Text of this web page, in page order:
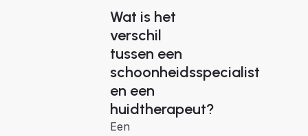
Wat is het
verschil
tussen een
schoonheidsspecialist
en een
huidtherapeut?
Een